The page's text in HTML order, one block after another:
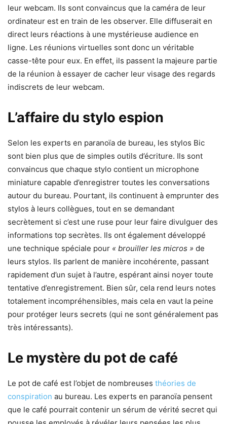
leur webcam. Ils sont convaincus que la caméra de leur
ordinateur est en train de les observer. Elle diffuserait en
direct leurs réactions à une mystérieuse audience en
ligne. Les réunions virtuelles sont donc un véritable
casse-tête pour eux. En effet, ils passent la majeure partie
de la réunion à essayer de cacher leur visage des regards
indiscrets de leur webcam.
L’affaire du stylo espion
Selon les experts en paranoïa de bureau, les stylos Bic
sont bien plus que de simples outils d’écriture. Ils sont
convaincus que chaque stylo contient un microphone
miniature capable d’enregistrer toutes les conversations
autour du bureau. Pourtant, ils continuent à emprunter des
stylos à leurs collègues, tout en se demandant
secrètement si c’est une ruse pour leur faire divulguer des
informations top secrètes. Ils ont également développé
une technique spéciale pour « brouiller les micros » de
leurs stylos. Ils parlent de manière incohérente, passant
rapidement d’un sujet à l’autre, espérant ainsi noyer toute
tentative d’enregistrement. Bien sûr, cela rend leurs notes
totalement incompréhensibles, mais cela en vaut la peine
pour protéger leurs secrets (qui ne sont généralement pas
très intéressants).
Le mystère du pot de café
Le pot de café est l’objet de nombreuses théories de
conspiration au bureau. Les experts en paranoïa pensent
que le café pourrait contenir un sérum de vérité secret qui